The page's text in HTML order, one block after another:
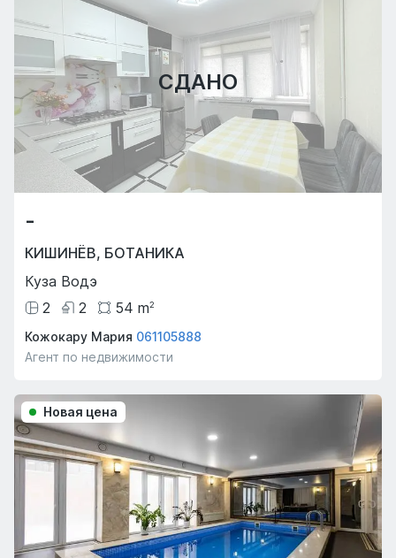
СДАНО
-
КИШИНЁВ, БОТАНИКА
Куза Водэ
2
2 54 m2
Кожокару Мария 061105888
Агент по недвижимости
Новая цена